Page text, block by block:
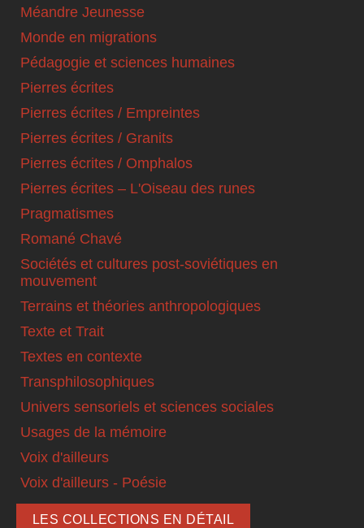
Méandre Jeunesse
Monde en migrations
Pédagogie et sciences humaines
Pierres écrites
Pierres écrites / Empreintes
Pierres écrites / Granits
Pierres écrites / Omphalos
Pierres écrites – L'Oiseau des runes
Pragmatismes
Romané Chavé
Sociétés et cultures post-soviétiques en
mouvement
Terrains et théories anthropologiques
Texte et Trait
Textes en contexte
Transphilosophiques
Univers sensoriels et sciences sociales
Usages de la mémoire
Voix d'ailleurs
Voix d'ailleurs - Poésie
LES COLLECTIONS EN DÉTAIL